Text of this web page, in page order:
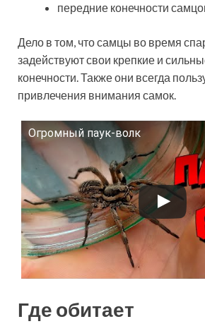
передние конечности
Дело в том, что самцы во время
задействуют свои крепкие и
конечности. Также они всегда
привлечения внимания самок.
Огромный паук-волк
Смотрите это видео на YouTube
Где обитает